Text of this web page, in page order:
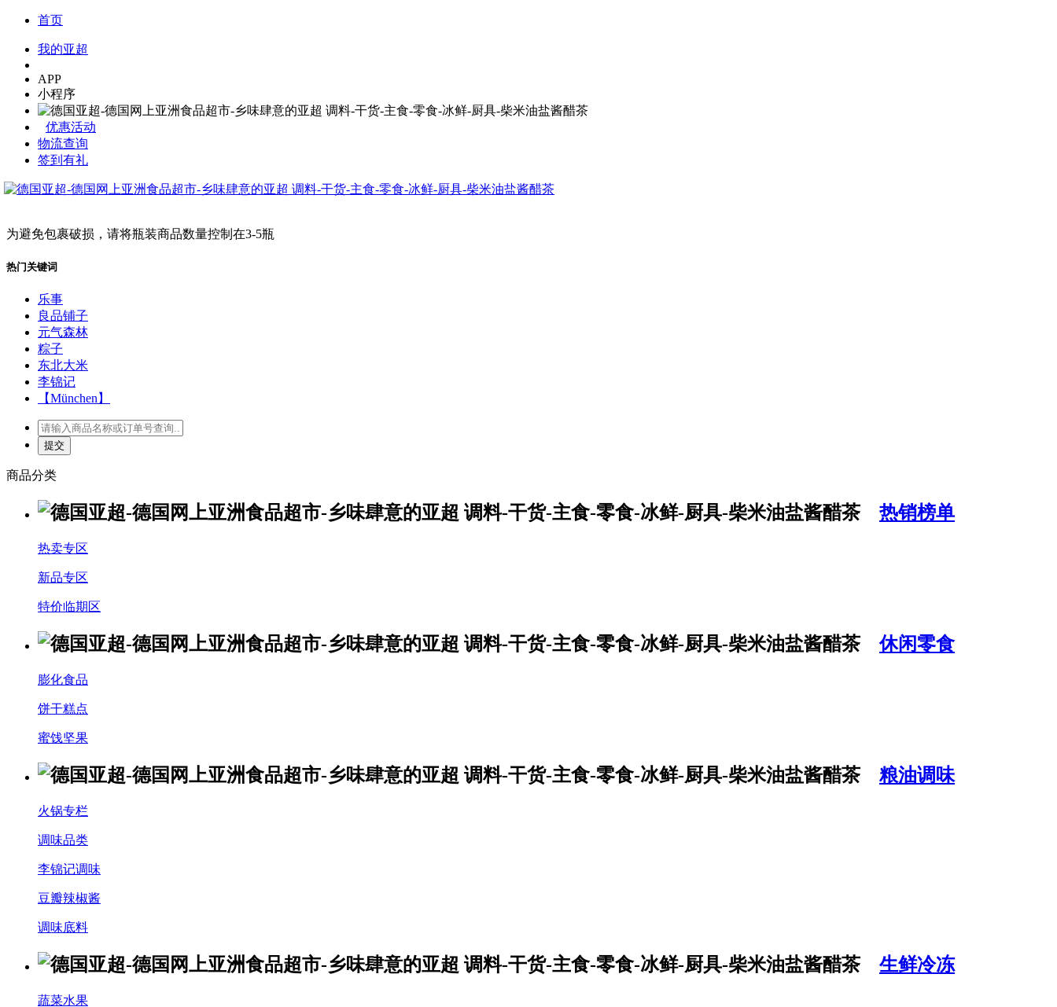
首页
我的亚超
APP
小程序
优惠活动
物流查询
签到有礼
为避免包裹破损，请将瓶装商品数量控制在3-5瓶
热门关键词
乐事
良品铺子
元气森林
粽子
东北大米
李锦记
【München】
商品分类
热销榜单
热卖专区
新品专区
特价临期区
休闲零食
膨化食品
饼干糕点
蜜饯坚果
粮油调味
火锅专栏
调味品类
李锦记调味
豆瓣辣椒酱
调味底料
生鲜冷冻
蔬菜水果